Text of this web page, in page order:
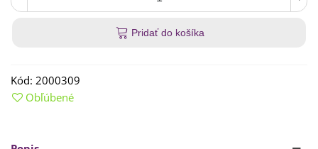
Pridať do košíka
Kód: 2000309
Obľúbené